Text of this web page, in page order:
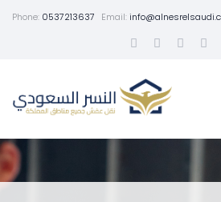
Phone: 0537213637 Email: